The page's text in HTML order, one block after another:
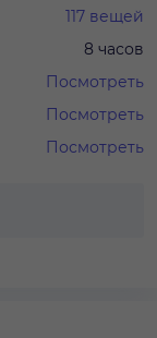
117 вещей
8 часов
Посмотреть
Посмотреть
Посмотреть